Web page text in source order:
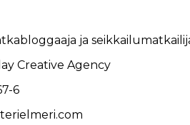
ja
Creative Agency
6